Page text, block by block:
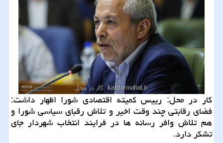
كار در محل: رییس كمیته اقتصادی شورا اظهار داشت:
فضای رقابتی چند وقت اخیر و تلاش رقبای سیاسی شورا و
هم تلاش وافر رسانه ها در فرایند انتخاب شهردار جای
تشكر دارد.